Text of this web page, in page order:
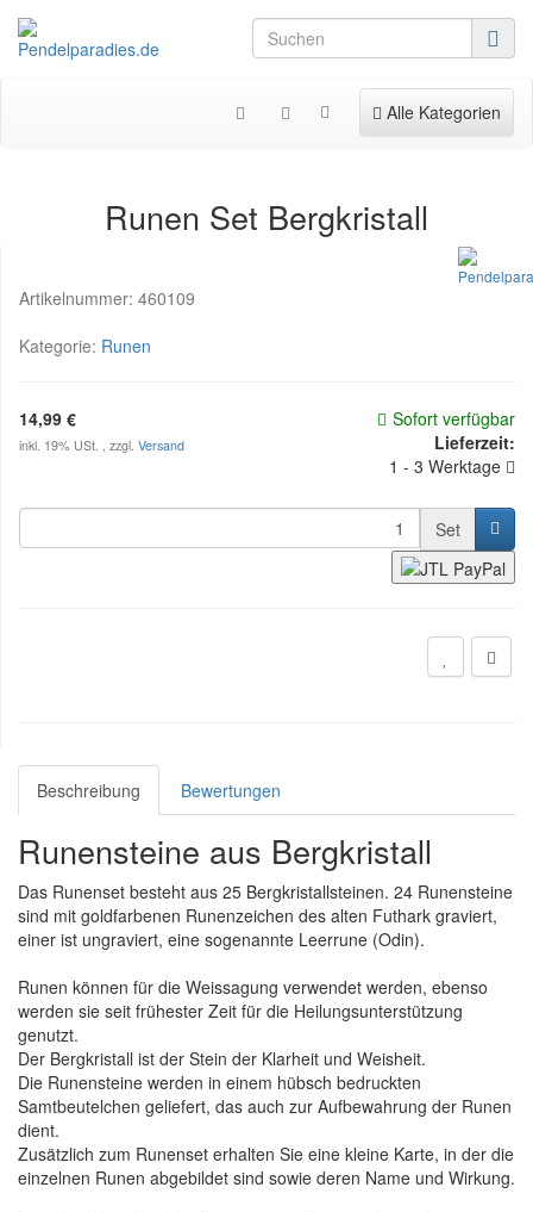
Toggle navigation
Alle Kategorien
Runen Set Bergkristall
Artikelnummer: 460109
Kategorie: Runen
14,99 €
inkl. 19% USt. , zzgl. Versand
Sofort verfügbar
Lieferzeit:
1 - 3 Werktage
Set
Beschreibung Bewertungen
Runensteine aus Bergkristall
Das Runenset besteht aus 25 Bergkristallsteinen. 24 Runensteine
sind mit goldfarbenen Runenzeichen des alten Futhark graviert,
einer ist ungraviert, eine sogenannte Leerrune (Odin).
Runen können für die Weissagung verwendet werden, ebenso
werden sie seit frühester Zeit für die Heilungsunterstützung
genutzt.
Der Bergkristall ist der Stein der Klarheit und Weisheit.
Die Runensteine werden in einem hübsch bedruckten
Samtbeutelchen geliefert, das auch zur Aufbewahrung der Runen
dient.
Zusätzlich zum Runenset erhalten Sie eine kleine Karte, in der die
einzelnen Runen abgebildet sind sowie deren Name und Wirkung.